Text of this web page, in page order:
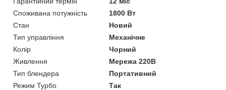
Споживана потужність
1800 Вт
Стан
Новий
Тип управління
Механічне
Колір
Чорний
Живлення
Мережа 220В
Тип блендера
Портативний
Режим Турбо
Так